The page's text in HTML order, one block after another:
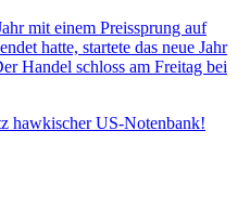
mit einem Preissprung auf
hatte, startete das neue Jahr
Handel schloss am Freitag bei